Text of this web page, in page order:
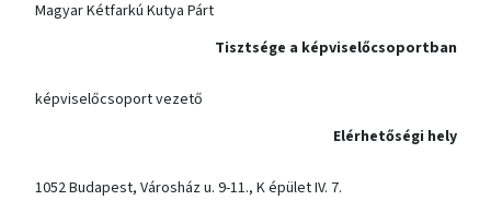
Magyar Kétfarkú Kutya Párt
Tisztsége a képviselőcsoportban
képviselőcsoport vezető
Elérhetőségi hely
1052 Budapest, Városház u. 9-11., K épület IV. 7.